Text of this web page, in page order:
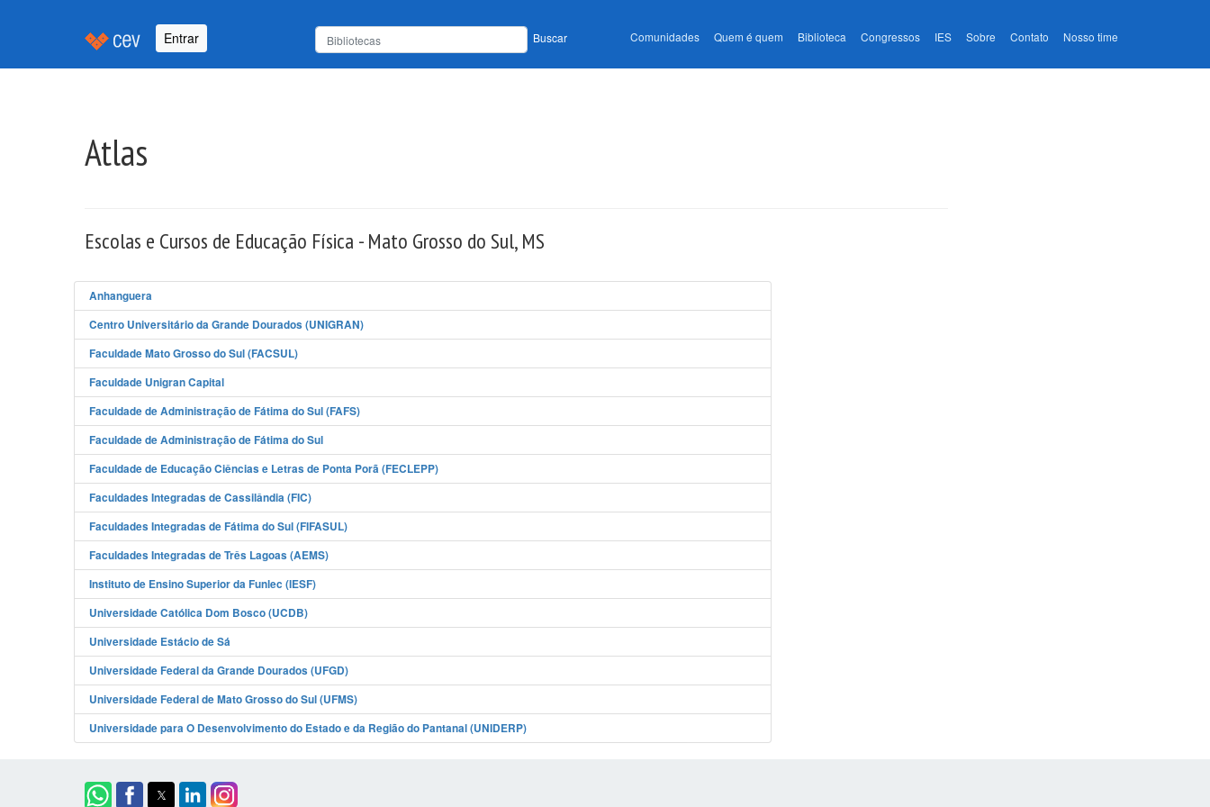
Entrar Buscar Comunidades Quem é quem Biblioteca Congressos IES Sobre Contato Nosso time
Atlas
Escolas e Cursos de Educação Física - Mato Grosso do Sul, MS
Anhanguera
Centro Universitário da Grande Dourados (UNIGRAN)
Faculdade Mato Grosso do Sul (FACSUL)
Faculdade Unigran Capital
Faculdade de Administração de Fátima do Sul (FAFS)
Faculdade de Administração de Fátima do Sul
Faculdade de Educação Ciências e Letras de Ponta Porã (FECLEPP)
Faculdades Integradas de Cassilândia (FIC)
Faculdades Integradas de Fátima do Sul (FIFASUL)
Faculdades Integradas de Três Lagoas (AEMS)
Instituto de Ensino Superior da Funlec (IESF)
Universidade Católica Dom Bosco (UCDB)
Universidade Estácio de Sá
Universidade Federal da Grande Dourados (UFGD)
Universidade Federal de Mato Grosso do Sul (UFMS)
Universidade para O Desenvolvimento do Estado e da Região do Pantanal (UNIDERP)